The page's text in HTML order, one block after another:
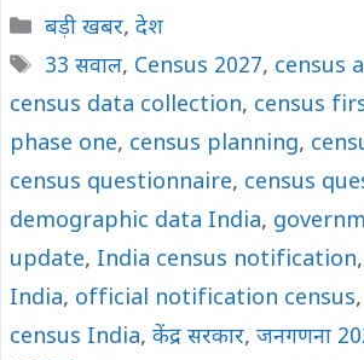
Categories
बड़ी खबर, देश
Tags
33 सवाल, Census 2027, census
census data collection, census
phase one, census planning,
census questionnaire, census
demographic data India,
update, India census notification,
India, official notification census,
census India, केंद्र सरकार, जनगणना